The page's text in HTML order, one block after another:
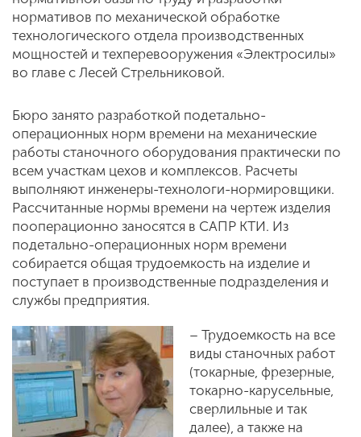
нормативов по механической обработке
технологического отдела производственных
мощностей и техперевооружения «Электросилы»
во главе с Лесей Стрельниковой.
Бюро занято разработкой подетально-
операционных норм времени на механические
работы станочного оборудования практически по
всем участкам цехов и комплексов. Расчеты
выполняют инженеры-технологи-нормировщики.
Рассчитанные нормы времени на чертеж изделия
пооперационно заносятся в САПР КТИ. Из
подетально-операционных норм времени
собирается общая трудоемкость на изделие и
поступает в производственные подразделения и
службы предприятия.
– Трудоемкость на все
виды станочных работ
(токарные, фрезерные,
токарно-карусельные,
сверлильные и так
далее), а также на